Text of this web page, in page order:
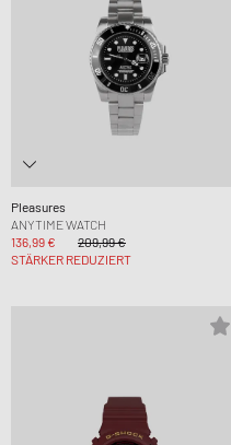
Pleasures
ANYTIME WATCH
136,99 €
209,99 €
STÄRKER REDUZIERT